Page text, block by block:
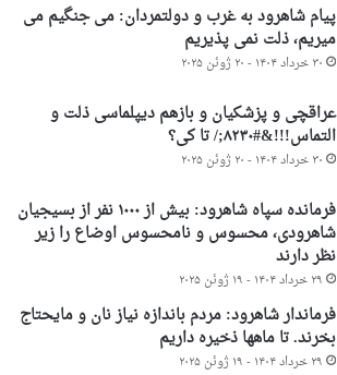
پیام شاهرود به غرب و دولتمردان: می جنگیم می
میریم، ذلت نمی پذیریم
۳۰ خرداد ۱۴۰۴ - ۲۰ ژوئن ۲۰۲۵
عراقچی و پزشکیان و بازهم دیپلماسی ذلت و
التماس!!!&#۸۲۳۰;/ تا کی؟
۳۰ خرداد ۱۴۰۴ - ۲۰ ژوئن ۲۰۲۵
فرمانده سپاه شاهرود: بیش از ۱۰۰۰ نفر از بسیجیان
شاهرودی، محسوس و نامحسوس اوضاع را زیر
نظر دارند
۲۹ خرداد ۱۴۰۴ - ۱۹ ژوئن ۲۰۲۵
فرماندار شاهرود: مردم باندازه نیاز نان و مایحتاج
بخرند. تا ماهها ذخیره داریم
۲۹ خرداد ۱۴۰۴ - ۱۹ ژوئن ۲۰۲۵